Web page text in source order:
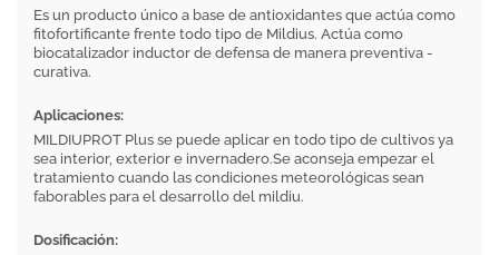
Es un producto único a base de antioxidantes que actúa como
fitofortificante frente todo tipo de Mildius. Actúa como
biocatalizador inductor de defensa de manera preventiva -
curativa.
Aplicaciones:
MILDIUPROT Plus se puede aplicar en todo tipo de cultivos ya
sea interior, exterior e invernadero.Se aconseja empezar el
tratamiento cuando las condiciones meteorológicas sean
faborables para el desarrollo del mildiu.
Dosificación: